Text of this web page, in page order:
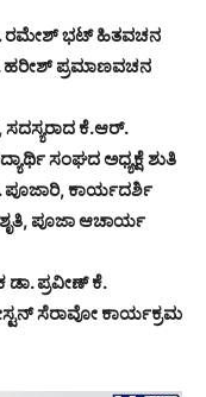
ರಮೇಶ್ ಭಟ್ ಹಿತವಚನ
ಹರೀಶ್ ಪ್ರಮಾಣವಚನ
ಕೆ.ಆರ್.
ಸಂಘದ ಅಧ್ಯಕ್ಷೆ ಶುತಿ
ಪೂಜಾರಿ, ಕಾರ್ಯದರ್ಶಿ
ಪೂಜಾ ಆಚಾರ್ಯ
ಪ್ರವೀಣ್ ಕೆ.
ಸೆರಾವೋ ಕಾರ್ಯಕ್ರಮ